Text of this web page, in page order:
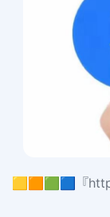
🟨🟧🟩🟦『